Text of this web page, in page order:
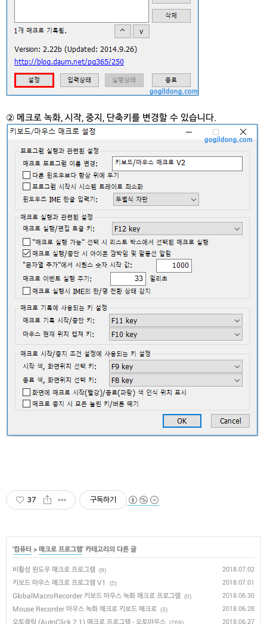
② 메크로 녹화, 시작, 중지, 단축키를 변경할 수 있습니다.
37 구독하기
'컴퓨터 >매크로 프로그램' 카테고리의 다른 글
비활성 윈도우 매크로 프로그램 (9) 2018.07.02
키보드 마우스 메크로 프로그램 V1 (5) 2018.07.01
GlobalMacroRecorder 키보드 마우스 녹화 매크로 프로그램 (0) 2018.06.30
Mouse Recorder 마우스 녹화 매크로 키보드 메크로 (3) 2018.06.28
오토클릭 (AutoClick 2.1) 매크로 프로그램 - 오토마우스 (269) 2018.06.27